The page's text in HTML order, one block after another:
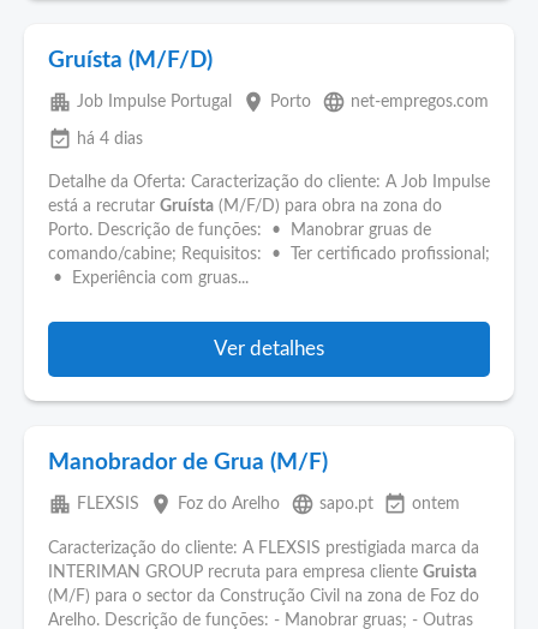
Gruísta (M/F/D)
apartment Job Impulse Portugal place Porto language net-empregos.com
event_available há 4 dias
Detalhe da Oferta: Caracterização do cliente: A Job Impulse
está a recrutar Gruísta (M/F/D) para obra na zona do
Porto. Descrição de funções: • Manobrar gruas de
comando/cabine; Requisitos: • Ter certificado profissional;
• Experiência com gruas...
Ver detalhes
Manobrador de Grua (M/F)
apartment FLEXSIS place Foz do Arelho language sapo.pt event_available ontem
Caracterização do cliente: A FLEXSIS prestigiada marca da
INTERIMAN GROUP recruta para empresa cliente Gruista
(M/F) para o sector da Construção Civil na zona de Foz do
Arelho. Descrição de funções: - Manobrar gruas; - Outras